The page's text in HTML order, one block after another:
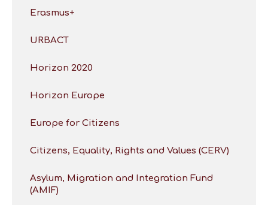
Erasmus+
URBACT
Horizon 2020
Horizon Europe
Europe for Citizens
Citizens, Equality, Rights and Values (CERV)
Asylum, Migration and Integration Fund
(AMIF)